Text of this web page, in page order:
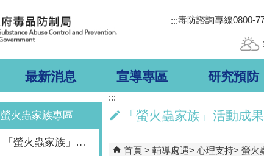
:::毒防諮詢專線0800-
最新消息 宣導專區 研究預防
螢火蟲家族專區
「螢火蟲家族」宣講師培訓計畫
:::
「螢火蟲家族」活動成
首頁 輔導處遇 心理支持 螢火